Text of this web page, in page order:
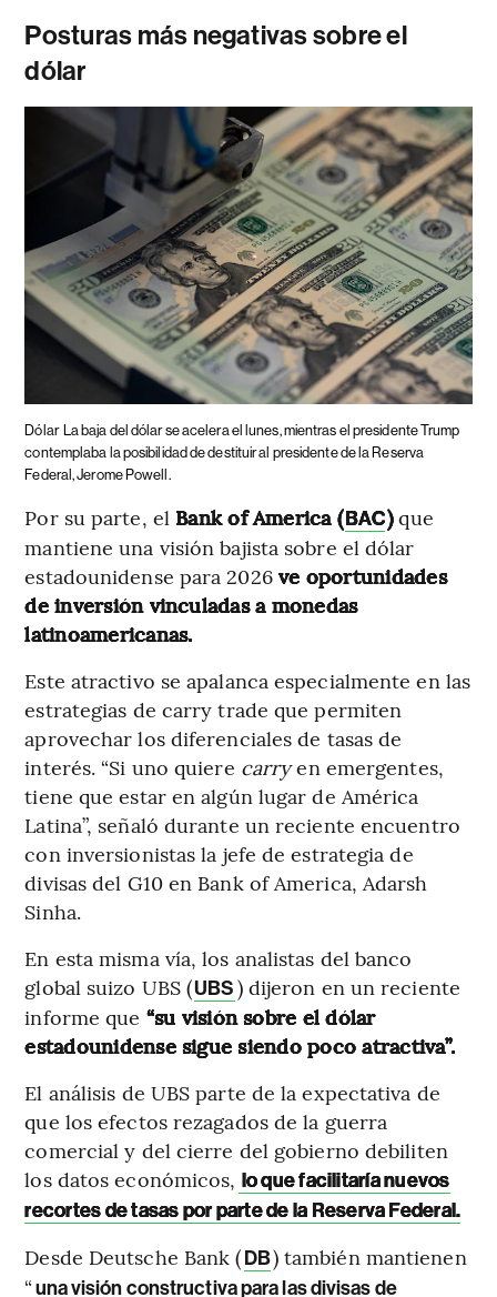
Posturas más negativas sobre el
dólar
Dólar
La baja del dólar se acelera el lunes, mientras el presidente Trump
contemplaba la posibilidad de destituir al presidente de la Reserva
Federal, Jerome Powell.
Por su parte, el Bank of America (BAC)que
mantiene una visión bajista sobre el dólar
estadounidense para 2026 ve oportunidades
de inversión vinculadas a monedas
latinoamericanas.
Este atractivo se apalanca especialmente en las
estrategias de carry trade que permiten
aprovechar los diferenciales de tasas de
interés. “Si uno quiere carryen emergentes,
tiene que estar en algún lugar de América
Latina”, señaló durante un reciente encuentro
con inversionistas la jefe de estrategia de
divisas del G10 en Bank of America, Adarsh
Sinha.
En esta misma vía, los analistas del banco
global suizo UBS (UBS) dijeron en un reciente
informe que “su visión sobre el dólar
estadounidense sigue siendo poco atractiva”.
El análisis de UBS parte de la expectativa de
que los efectos rezagados de la guerra
comercial y del cierre del gobierno debiliten
los datos económicos, lo que facilitaría nuevos
recortes de tasas por parte de la Reserva Federal.
Desde Deutsche Bank (DB) también mantienen
“una visión constructiva para las divisas de